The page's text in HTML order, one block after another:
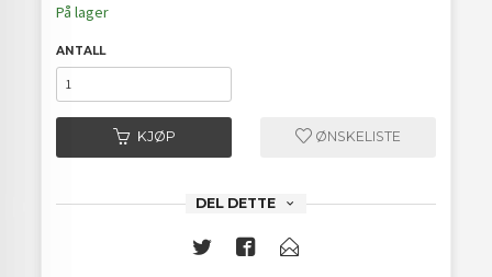
På lager
ANTALL
KJØP ØNSKELISTE
DEL DETTE